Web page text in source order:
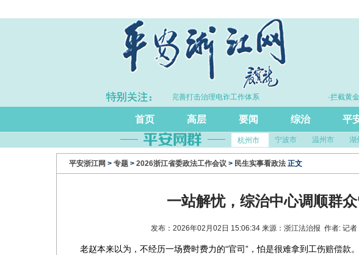
·浙江持续完善打击治理电诈工作体系 ·拦截黄金
首页 高层 要闻 综治 平
杭州市 宁波市 温州市 湖
平安浙江网 > 专题 > 2026浙江省委政法工作会议 > 民生实事看政法 正文
一站解忧，综治中心调顺群
发布：2026年02月02日 15:06:34 来源：浙江法治报 作者: 记
老赵本来以为，不经历一场费时费力的“官司”，怕是很难拿到工伤赔偿款